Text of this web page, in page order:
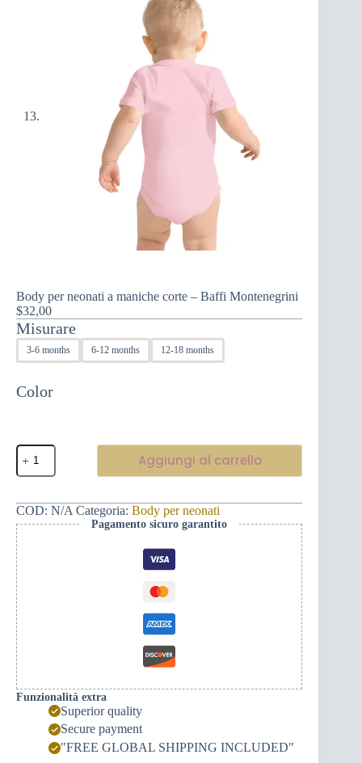
Body per neonati a maniche corte – Baffi Montenegrini
$32,00
Misurare
3-6 months 6-12 months 12-18 months
Color
Body
per
neonati
maniche
corte
-
Baffi
Montenegrini
quantità
Aggiungi al carrello
COD: N/A Categoria: Body per neonati
Pagamento sicuro garantito
Funzionalità extra
Superior quality
Secure payment
"FREE GLOBAL SHIPPING INCLUDED"